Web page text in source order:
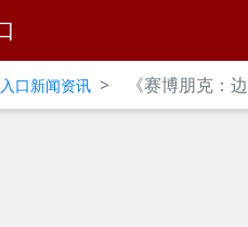
口新闻资讯 > 《赛博朋克：